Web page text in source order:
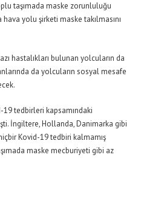
taşımada maske zorunluluğu
yolu şirketi maske takılmasını
hastalıkları bulunan yolcuların da
da yolcuların sosyal mesafe
tedbirleri kapsamındaki
İngiltere, Hollanda, Danimarka gibi
Kovid-19 tedbiri kalmamış
maske mecburiyeti gibi az